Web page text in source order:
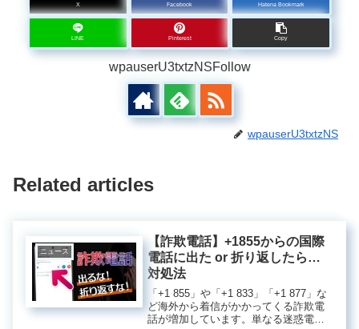
X Facebook Hatena Bookmark
LINE Pinterest Copy
wpauserU3txtzNSFollow
wpauserU3txtzNS
Related articles
ニュース
【詐欺電話】+1855からの国際
電話に出た or 折り返したら…
対処法
「+1 855」や「+1 833」「+1 877」な
ど海外から着信がかかってくる詐欺電
話が増加しています。単なる迷惑電話